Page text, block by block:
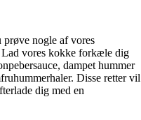
prøve nogle af vores
vores kokke forkæle dig
dampet hummer
Disse retter vil
dig med en